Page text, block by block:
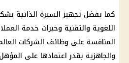
كما يفضل تجهيز السيرة الذاتية
اللغوية والتقنية وخبرات خدمة
المنافسة على وظائف الشركات
والجاهزية بقدر اعتمادها على